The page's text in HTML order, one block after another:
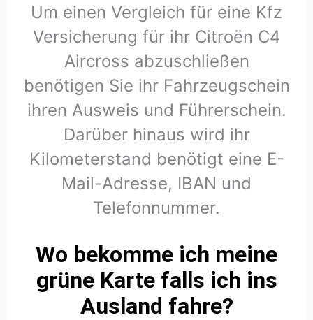
Um einen Vergleich für eine Kfz
Versicherung für ihr Citroën C4
Aircross abzuschließen
benötigen Sie ihr Fahrzeugschein
ihren Ausweis und Führerschein.
Darüber hinaus wird ihr
Kilometerstand benötigt eine E-
Mail-Adresse, IBAN und
Telefonnummer.
Wo bekomme ich meine
grüne Karte falls ich ins
Ausland fahre?